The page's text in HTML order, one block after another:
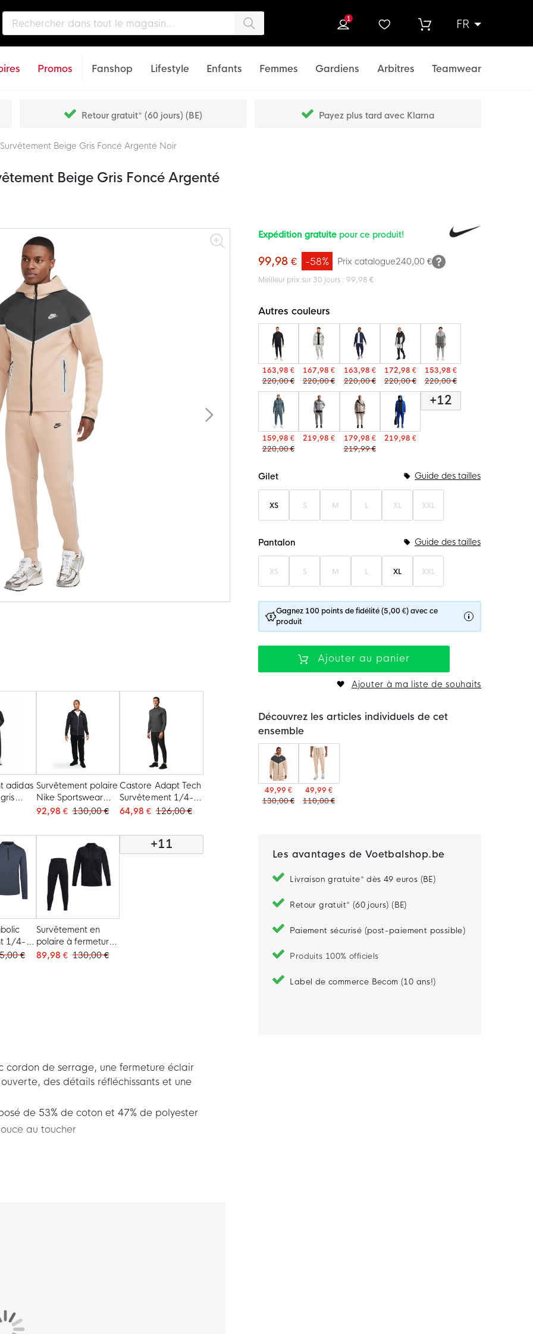
FR
1
Promos Fanshop Lifestyle Enfants Femmes Gardiens Arbitres Teamwear
Retour gratuit* (60 jours) (BE) Payez plus tard avec Klarna
Beige Gris Foncé Argenté Noir
Beige Gris Foncé Argenté
Expédition gratuite pour ce produit!
99,98 € Prix catalogue240,00 €
-58%
Meilleur prix sur 30 jours : 99,98 €
Autres couleurs
163,98 €
220,00 €
167,98 €
220,00 €
163,98 €
220,00 €
172,98 €
220,00 €
153,98 €
220,00 €
159,98 €
220,00 €
219,98 €
179,98 €
219,99 €
219,98 €
+12
Options du bundle
Gilet Guide des tailles
XS S M L XL XXL
Pantalon Guide des tailles
XS S M L XL XXL
Gagnez 100 points de fidélité (5,00 €) avec ce
produit
Ajouter au panier
Ajouter à ma liste de souhaits
Découvrez les articles individuels de cet
ensemble
49,99 €
130,00 €
49,99 €
110,00 €
Les avantages de Voetbalshop.be
Livraison gratuite* dès 49 euros (BE)
Retour gratuit* (60 jours) (BE)
Paiement sécurisé (post-paiement possible)
Produits 100% officiels
Label de commerce Becom (10 ans!)
adidas Survêtement polaire
Nike Sportswear
Club noir et blanc
92,98 € 130,00 €
Castore Adapt Tech
Survêtement 1/4-
Zip Gris Foncé Noir
64,98 € 126,00 €
1/4-
Noir
€
Survêtement en
polaire à fermeture
éclair intégrale
89,98 € 130,00 €
+11
cordon de serrage, une fermeture éclair
des détails réfléchissants et une
de 53% de coton et 47% de polyester
au toucher
Beige Gris Foncé Argenté Noir fait
Nike Tech Fleece est une construction